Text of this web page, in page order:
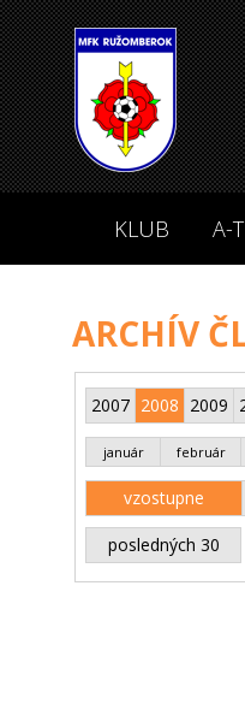
KLUB A-
ARCHÍV
2007 2008 2009
január február
vzostupne
posledných 30